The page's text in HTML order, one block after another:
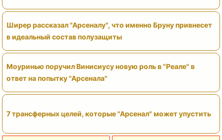
Ширер рассказал "Арсеналу", что именно Бруну привнесет
в идеальный состав полузащиты
Моуринью поручил Винисиусу новую роль в "Реале" в
ответ на попытку "Арсенала"
7 трансферных целей, которые "Арсенал" может упустить